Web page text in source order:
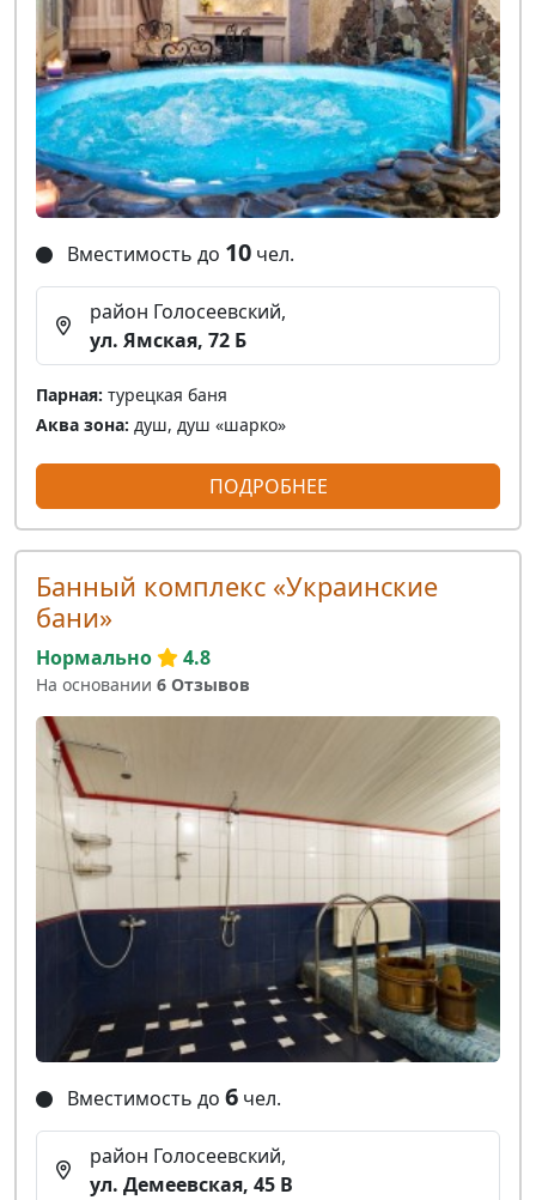
Вместимость до 10 чел.
район Голосеевский,
ул. Ямская, 72 Б
Парная: турецкая баня
Аква зона: душ, душ «шарко»
ПОДРОБНЕЕ
Банный комплекс «Украинские
бани»
Нормально 4.8
На основании 6 Отзывов
Вместимость до 6 чел.
район Голосеевский,
ул. Демеевская, 45 В